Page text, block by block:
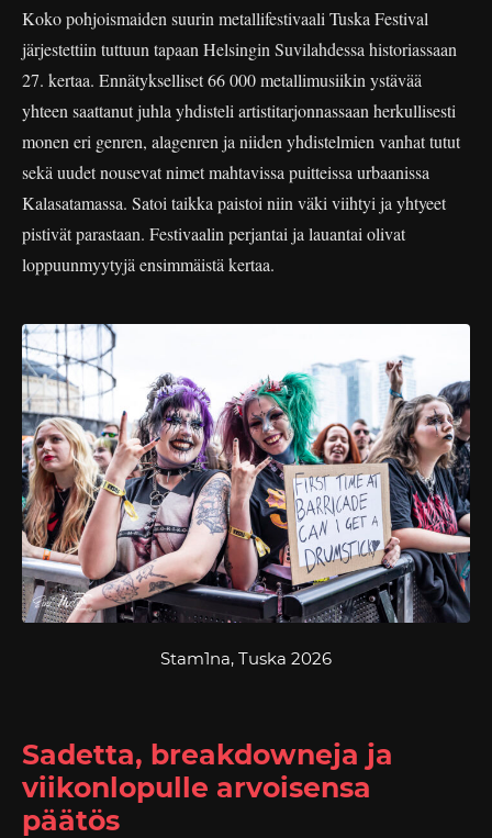
Koko pohjoismaiden suurin metallifestivaali Tuska Festival
järjestettiin tuttuun tapaan Helsingin Suvilahdessa historiassaan
27. kertaa. Ennätykselliset 66 000 metallimusiikin ystävää
yhteen saattanut juhla yhdisteli artistitarjonnassaan herkullisesti
monen eri genren, alagenren ja niiden yhdistelmien vanhat tutut
sekä uudet nousevat nimet mahtavissa puitteissa urbaanissa
Kalasatamassa. Satoi taikka paistoi niin väki viihtyi ja yhtyeet
pistivät parastaan. Festivaalin perjantai ja lauantai olivat
loppuunmyytyjä ensimmäistä kertaa.
Stam1na, Tuska 2026
Sadetta, breakdowneja ja
viikonlopulle arvoisensa
päätös